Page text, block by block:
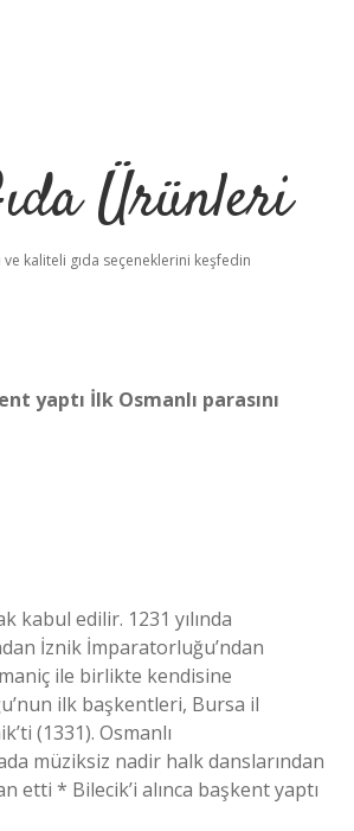
Ürünleri
ve kaliteli gıda seçeneklerini keşfedin
yaptı İlk Osmanlı parasını
kabul edilir. 1231 yılında
İznik İmparatorluğu’ndan
ile birlikte kendisine
ilk başkentleri, Bursa il
(1331). Osmanlı
müziksiz nadir halk danslarından
etti * Bilecik’i alınca başkent yaptı